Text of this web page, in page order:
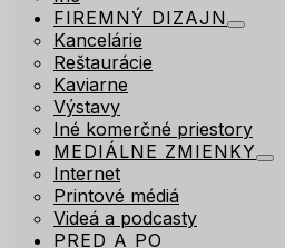
FIREMNÝ DIZAJN
Kancelárie
Reštaurácie
Kaviarne
Výstavy
Iné komerčné priestory
MEDIÁLNE ZMIENKY
Internet
Printové médiá
Videá a podcasty
PRED A PO